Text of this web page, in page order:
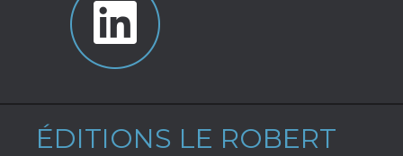
ÉDITIONS LE ROBERT